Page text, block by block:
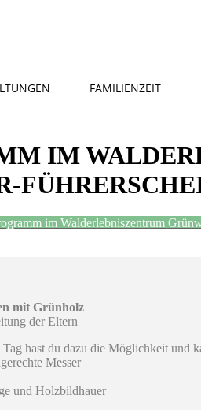
FAMILIENZEIT
IM
im Walderlebniszentrum
mit Grünholz
der Eltern
hast du dazu die Möglichkeit und
Messer
und Holzbildhauer